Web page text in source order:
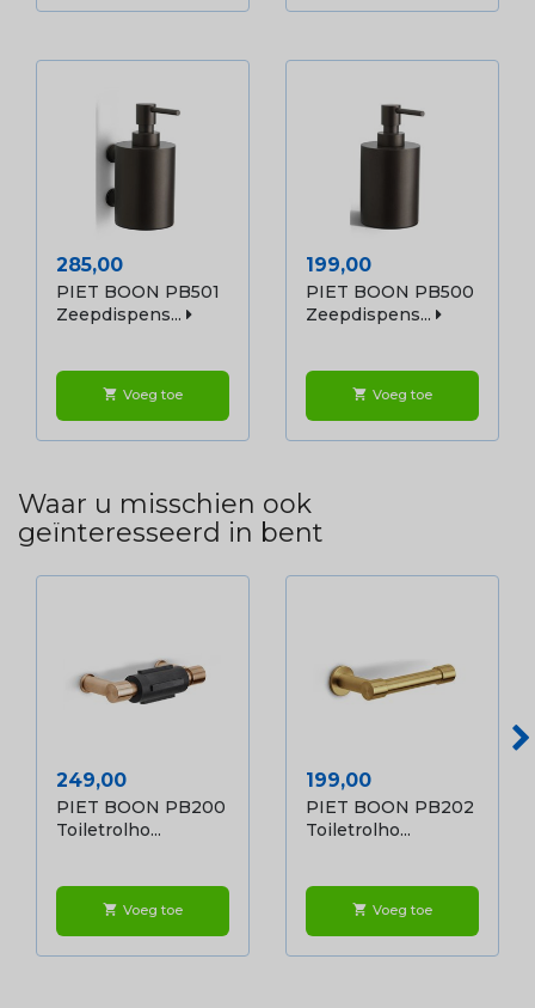
Prijs
285,00
PIET BOON PB501
Zeepdispens...
shopping_cart Voeg toe
Prijs
199,00
PIET BOON PB500
Zeepdispens...
shopping_cart Voeg toe
Waar u misschien ook
geïnteresseerd in bent
Prijs
249,00
PIET BOON PB200
Toiletrolho...
shopping_cart Voeg toe
Prijs
199,00
PIET BOON PB202
Toiletrolho...
shopping_cart Voeg toe